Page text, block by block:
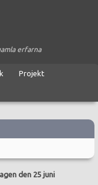
erfarna
Projekt
den 25 juni